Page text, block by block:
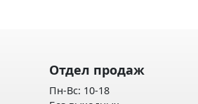
Отдел продаж
Пн-Вс: 10-18